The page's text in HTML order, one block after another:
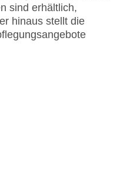
sind erhältlich,
hinaus stellt die